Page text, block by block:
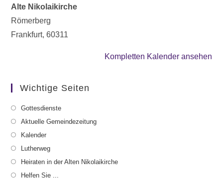
Alte Nikolaikirche
Römerberg
Frankfurt,60311
Kompletten Kalender ansehen
Wichtige Seiten
Gottesdienste
Aktuelle Gemeindezeitung
Kalender
Lutherweg
Heiraten in der Alten Nikolaikirche
Helfen Sie ...